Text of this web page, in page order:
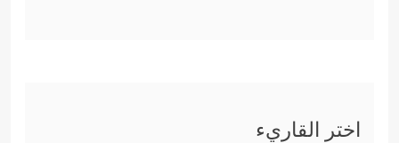
اختر القاريء